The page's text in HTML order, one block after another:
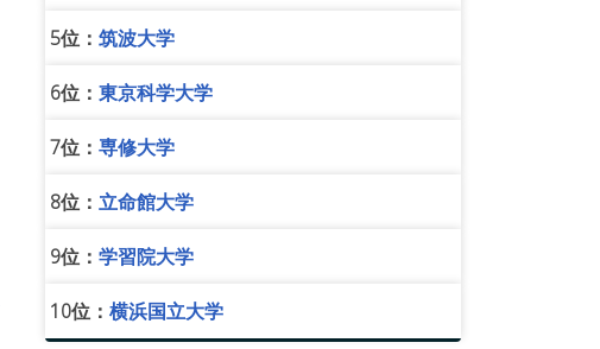
5位： 筑波大学
6位： 東京科学大学
7位： 専修大学
8位： 立命館大学
9位： 学習院大学
10位： 横浜国立大学